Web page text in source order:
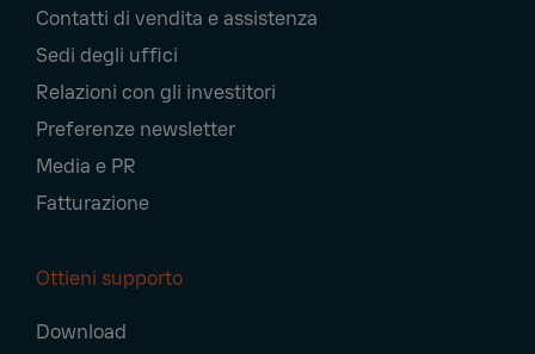
Contatti di vendita e assistenza
Sedi degli uffici
Relazioni con gli investitori
Preferenze newsletter
Media e PR
Fatturazione
Ottieni supporto
Download